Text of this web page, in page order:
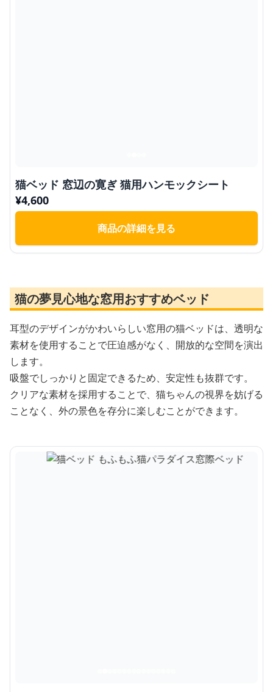
猫ベッド 窓辺の寛ぎ 猫用ハンモックシート
¥4,600
商品の詳細を見る
猫の夢見心地な窓用おすすめベッド
耳型のデザインがかわいらしい窓用の猫ベッドは、透明な
素材を使用することで圧迫感がなく、開放的な空間を演出
します。
吸盤でしっかりと固定できるため、安定性も抜群です。
クリアな素材を採用することで、猫ちゃんの視界を妨げる
ことなく、外の景色を存分に楽しむことができます。